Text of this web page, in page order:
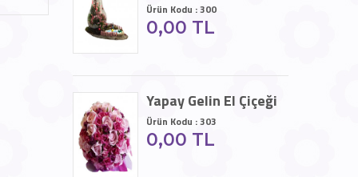
Ürün Kodu : 300
0,00 TL
Yapay Gelin El Çiçeği
Ürün Kodu : 303
0,00 TL